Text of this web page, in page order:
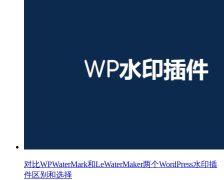
对比WPWaterMark和LeWaterMaker两个WordPress水印插
件区别和选择